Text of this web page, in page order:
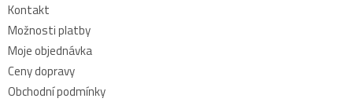
Kontakt
Možnosti platby
Moje objednávka
Ceny dopravy
Obchodní podmínky